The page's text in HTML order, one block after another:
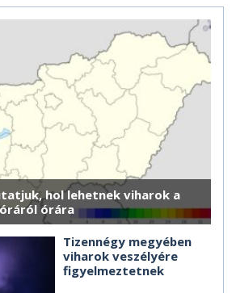
hol lehetnek viharok a
órára
Tizennégy megyében
viharok veszélyére
figyelmeztetnek